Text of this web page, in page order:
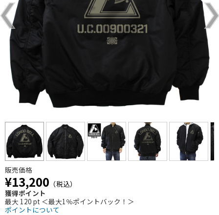
販売価格
¥13,200 （税込）
獲得ポイント
最大 120 pt ＜最大1％ポイントバック！＞
ポイントについて